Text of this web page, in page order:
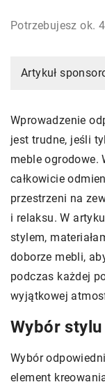
Potrzebujesz ok.
Artykuł
Wprowadzenie
jest trudne, jeśli
meble ogrodowe.
całkowicie
przestrzeni na
i relaksu. W
stylem,
doborze mebli,
podczas każdej
wyjątkowej
Wybór
Wybór
element